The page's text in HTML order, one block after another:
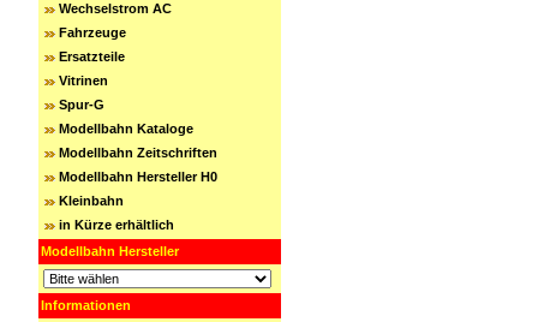
Wechselstrom AC
Fahrzeuge
Ersatzteile
Vitrinen
Spur-G
Modellbahn Kataloge
Modellbahn Zeitschriften
Modellbahn Hersteller H0
Kleinbahn
in Kürze erhältlich
Modellbahn Hersteller
Informationen